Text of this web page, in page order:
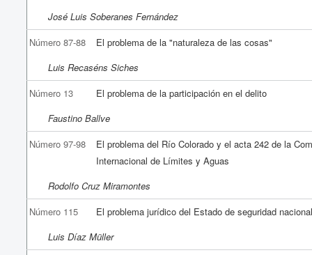
José Luis Soberanes Fernández
Número 87-88
El problema de la "naturaleza de las cosas"
Luis Recaséns Siches
Número 13
El problema de la participación en el delito
Faustino Ballve
Número 97-98
El problema del Río Colorado y el acta 242 de la
Internacional de Límites y Aguas
Rodolfo Cruz Miramontes
Número 115
El problema jurídico del Estado de seguridad
Luis Díaz Müller